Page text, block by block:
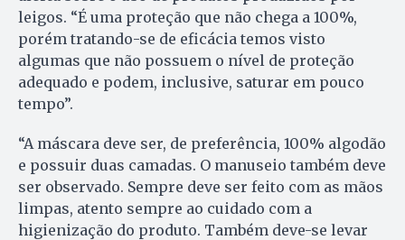
leigos. “É uma proteção que não chega a 100%,
porém tratando-se de eficácia temos visto
algumas que não possuem o nível de proteção
adequado e podem, inclusive, saturar em pouco
tempo”.
“A máscara deve ser, de preferência, 100% algodão
e possuir duas camadas. O manuseio também deve
ser observado. Sempre deve ser feito com as mãos
limpas, atento sempre ao cuidado com a
higienização do produto. Também deve-se levar